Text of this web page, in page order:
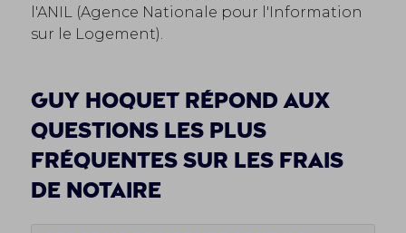
l'ANIL (Agence Nationale pour l'Information
sur le Logement).
Guy Hoquet répond aux
questions les plus
fréquentes sur les frais
de notaire